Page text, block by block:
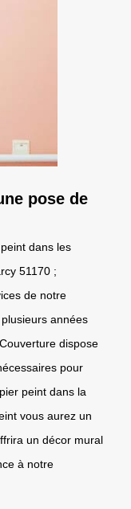
pose de
dans les
51170 ;
de notre
années
dispose
pour
peint dans la
vous aurez un
un décor mural
à notre